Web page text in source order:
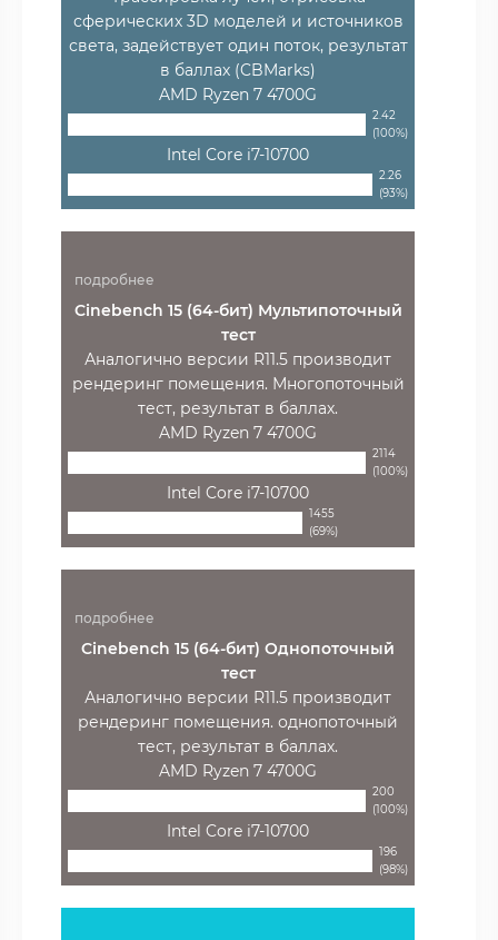
сферических 3D моделей и источников
света, задействует один поток, результат
в баллах (CBMarks)
AMD Ryzen 7 4700G
2.42
(100%)
Intel Core i7-10700
2.26
(93%)
подробнее
Cinebench 15 (64-бит) Мультипоточный
тест
Аналогично версии R11.5 производит
рендеринг помещения. Многопоточный
тест, результат в баллах.
AMD Ryzen 7 4700G
2114
(100%)
Intel Core i7-10700
1455
(69%)
подробнее
Cinebench 15 (64-бит) Однопоточный
тест
Аналогично версии R11.5 производит
рендеринг помещения. однопоточный
тест, результат в баллах.
AMD Ryzen 7 4700G
200
(100%)
Intel Core i7-10700
196
(98%)